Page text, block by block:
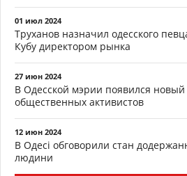
01 июл 2024
Труханов назначил одесского
Кубу директором рынка
27 июн 2024
В Одесской мэрии появился новый
общественных активистов
12 июн 2024
В Одесі обговорили стан
людини